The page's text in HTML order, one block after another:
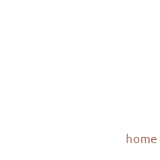
home